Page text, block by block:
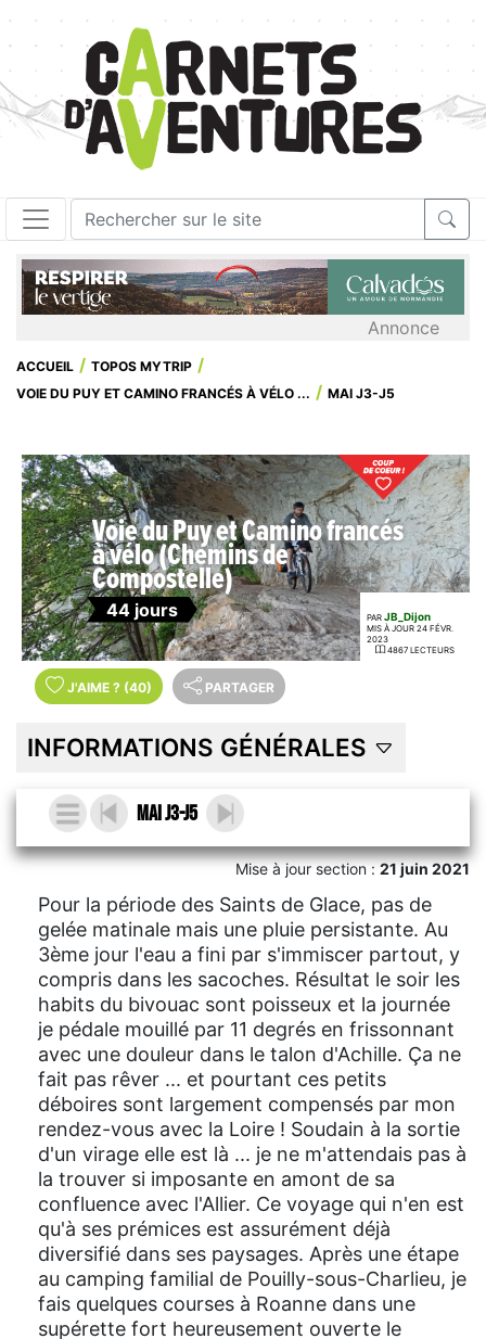
Annonce
ACCUEIL
TOPOS MYTRIP
VOIE DU PUY ET CAMINO FRANCÉS À VÉLO ...
MAI J3-J5
Voie du Puy et Camino francés
à vélo (Chemins de
Compostelle)
44 jours PAR JB_Dijon
MIS À JOUR 24 FÉVR.
2023
4867 LECTEURS
J'AIME ? (40) PARTAGER
INFORMATIONS GÉNÉRALES
Mai J3-J5
Mise à jour section :21 juin 2021
Pour la période des Saints de Glace, pas de
gelée matinale mais une pluie persistante. Au
3ème jour l'eau a fini par s'immiscer partout, y
compris dans les sacoches. Résultat le soir les
habits du bivouac sont poisseux et la journée
je pédale mouillé par 11 degrés en frissonnant
avec une douleur dans le talon d'Achille. Ça ne
fait pas rêver ... et pourtant ces petits
déboires sont largement compensés par mon
rendez-vous avec la Loire ! Soudain à la sortie
d'un virage elle est là ... je ne m'attendais pas à
la trouver si imposante en amont de sa
confluence avec l'Allier. Ce voyage qui n'en est
qu'à ses prémices est assurément déjà
diversifié dans ses paysages. Après une étape
au camping familial de Pouilly-sous-Charlieu, je
fais quelques courses à Roanne dans une
supérette fort heureusement ouverte le